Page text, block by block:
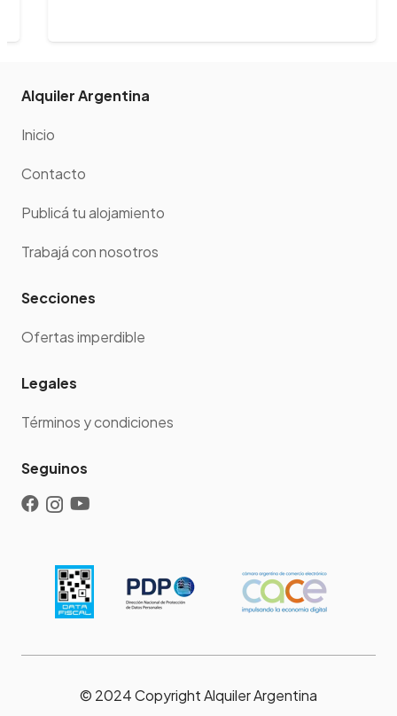
Alquiler Argentina
Inicio
Contacto
Publicá tu alojamiento
Trabajá con nosotros
Secciones
Ofertas imperdible
Legales
Términos y condiciones
Seguinos
© 2024 Copyright Alquiler Argentina